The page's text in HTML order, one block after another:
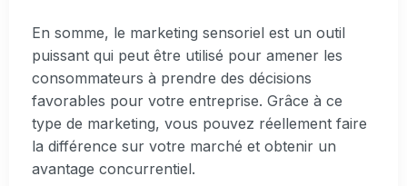
En somme, le marketing sensoriel est un outil
puissant qui peut être utilisé pour amener les
consommateurs à prendre des décisions
favorables pour votre entreprise. Grâce à ce
type de marketing, vous pouvez réellement faire
la différence sur votre marché et obtenir un
avantage concurrentiel.